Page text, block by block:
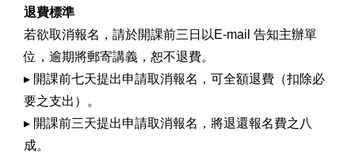
退費標準
若欲取消報名，請於開課前三日以E-mail 告知主辦單
位，逾期將郵寄講義，恕不退費。
▸ 開課前七天提出申請取消報名，可全額退費（扣除必
要之支出）。
▸ 開課前三天提出申請取消報名，將退還報名費之八
成。